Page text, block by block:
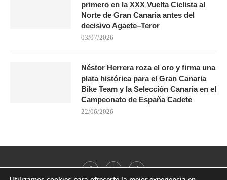
primero en la XXX Vuelta Ciclista al
Norte de Gran Canaria antes del
decisivo Agaete–Teror
03/07/2026
Néstor Herrera roza el oro y firma una
plata histórica para el Gran Canaria
Bike Team y la Selección Canaria en el
Campeonato de España Cadete
22/06/2026